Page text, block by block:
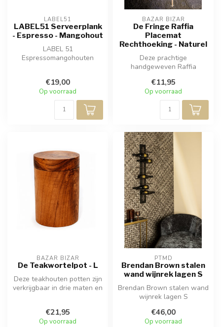
LABEL51
LABEL51 Serveerplank
- Espresso - Mangohout
LABEL 51
Espressomangohouten
prachtige...
€19,00
Op voorraad
BAZAR BIZAR
De Fringe Raffia
Placemat
Rechthoeking - Naturel
Deze prachtige
handgeweven Raffia
prachtig uitzien a...
€11,95
Op voorraad
BAZAR BIZAR
De Teakwortelpot - L
Deze teakhouten potten zijn
verkrijgbaar in drie maten en
€21,95
Op voorraad
PTMD
Brendan Brown stalen
wand wijnrek lagen S
Brendan Brown stalen wand
wijnrek lagen S
€46,00
Op voorraad